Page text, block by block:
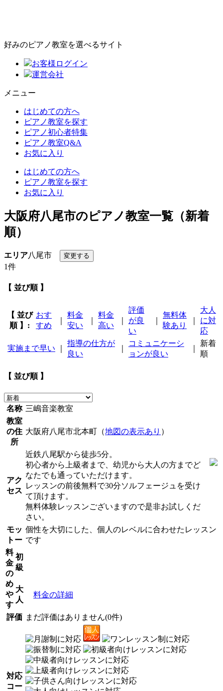
好みのピアノ教室を選べるサイト
お客様ログイン
運営会社
メニュー
はじめての方へ
ピアノ教室を探す
ピアノ初心者特集
ピアノ教室Q&A
お気に入り
はじめての方へ
ピアノ教室を探す
お気に入り
大阪府八尾市のピアノ教室一覧（新着
順）
エリア八尾市
1件
【 並び順 】
【 並び
順 】:
おす
すめ
料金
安い
料金
高い
評価
が良
い
無料体
験あり
大人
に対
応
実施まで早い
指導の仕方が
良い
コミュニケーシ
ョンが良い
新着
順
【 並び順 】
名称 三嶋音楽教室
教室
の住
所
大阪府八尾市北本町（地図の表示あり ）
アク
セス
近鉄八尾駅から徒歩5分。
初心者から上級者まで、幼児から大人の方までど
なたでも通っていただけます。
レッスンの前後無料で30分ソルフェージュを受け
て頂けます。
無料体験レッスンございますので是非お試しくだ
さい。
モッ
トー
個性を大切にした、個人のレベルに合わせたレッスン
です
料
金
の
め
や
す
初
級
大
人
料金の詳細
評価 まだ評価はありません(0件)
対応
コー